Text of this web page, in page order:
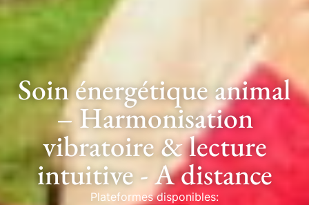
Soin énergétique animal
– Harmonisation
vibratoire & lecture
intuitive - A distance
Plateformes disponibles: